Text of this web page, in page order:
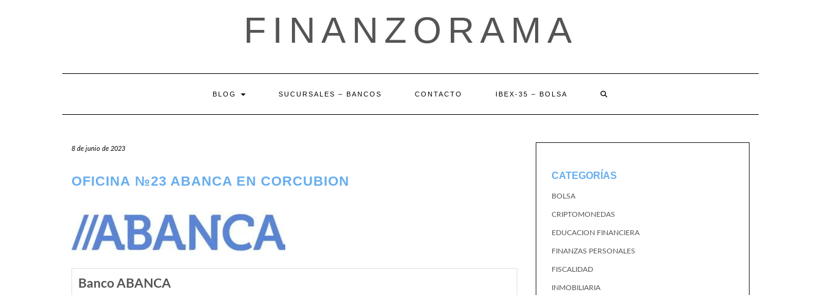
FINANZORAMA
BLOG SUCURSALES – BANCOS CONTACTO IBEX-35 – BOLSA
8 de junio de 2023
OFICINA №23 ABANCA EN CORCUBION
Banco ABANCA
CATEGORÍAS
BOLSA
CRIPTOMONEDAS
EDUCACION FINANCIERA
FINANZAS PERSONALES
FISCALIDAD
INMOBILIARIA